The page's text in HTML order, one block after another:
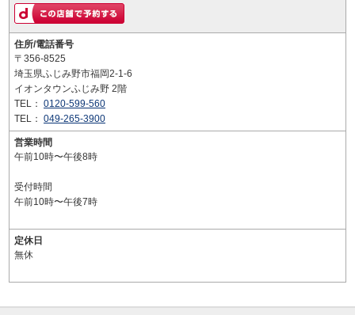
住所/電話番号
〒356-8525
埼玉県ふじみ野市福岡2-1-6
イオンタウンふじみ野 2階
TEL： 0120-599-560
TEL： 049-265-3900
営業時間
午前10時〜午後8時
受付時間
午前10時〜午後7時
定休日
無休